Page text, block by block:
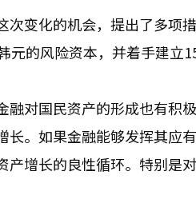
次变化的机会，提出了多项
元的风险资本，并着手建立
融对国民资产的形成也有积
长。如果金融能够发挥其应
产增长的良性循环。特别是